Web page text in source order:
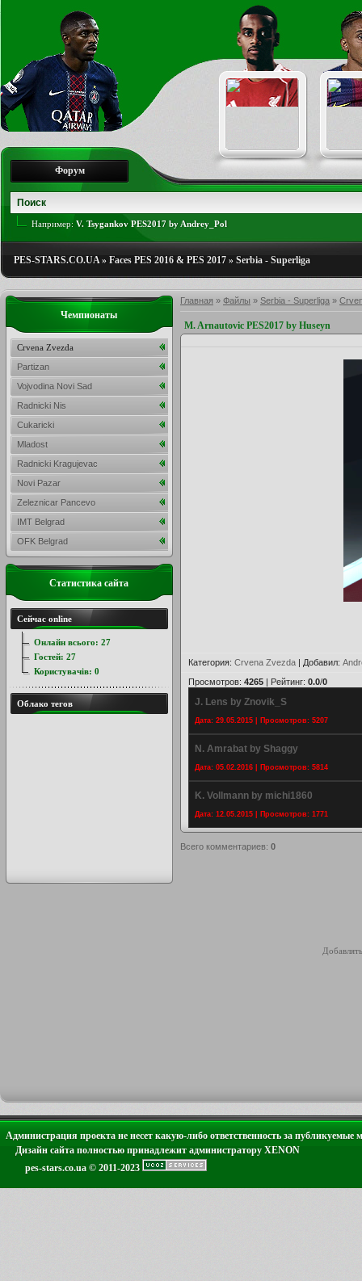
Форум
Например: V. Tsygankov PES2017 by Andrey_Pol
PES-STARS.CO.UA» Faces PES 2016 & PES 2017 » Serbia - Superliga
Главная » Файлы » Serbia - Superliga »
M. Arnautovic PES2017 by Huseyn
Категория: Crvena Zvezda | Добавил:
Просмотров: 4265 | Рейтинг: 0.0/0
J. Lens by Znovik_S
Дата: 29.05.2015 | Просмотров: 5207
N. Amrabat by Shaggy
Дата: 05.02.2016 | Просмотров: 5814
K. Vollmann by michi1860
Дата: 12.05.2015 | Просмотров: 1771
Всего комментариев: 0
Чемпионаты
Crvena Zvezda
Partizan
Vojvodina Novi Sad
Radnicki Nis
Cukaricki
Mladost
Radnicki Kragujevac
Novi Pazar
Zeleznicar Pancevo
IMT Belgrad
OFK Belgrad
Статистика сайта
Сейчас online
Онлайн всього: 27
Гостей: 27
Користувачів: 0
Облако тегов
Администрация проекта не несет какую-либо ответственность за публикуемые
Дизайн сайта полностью принадлежит администратору XENON
pes-stars.co.ua © 2011-2023